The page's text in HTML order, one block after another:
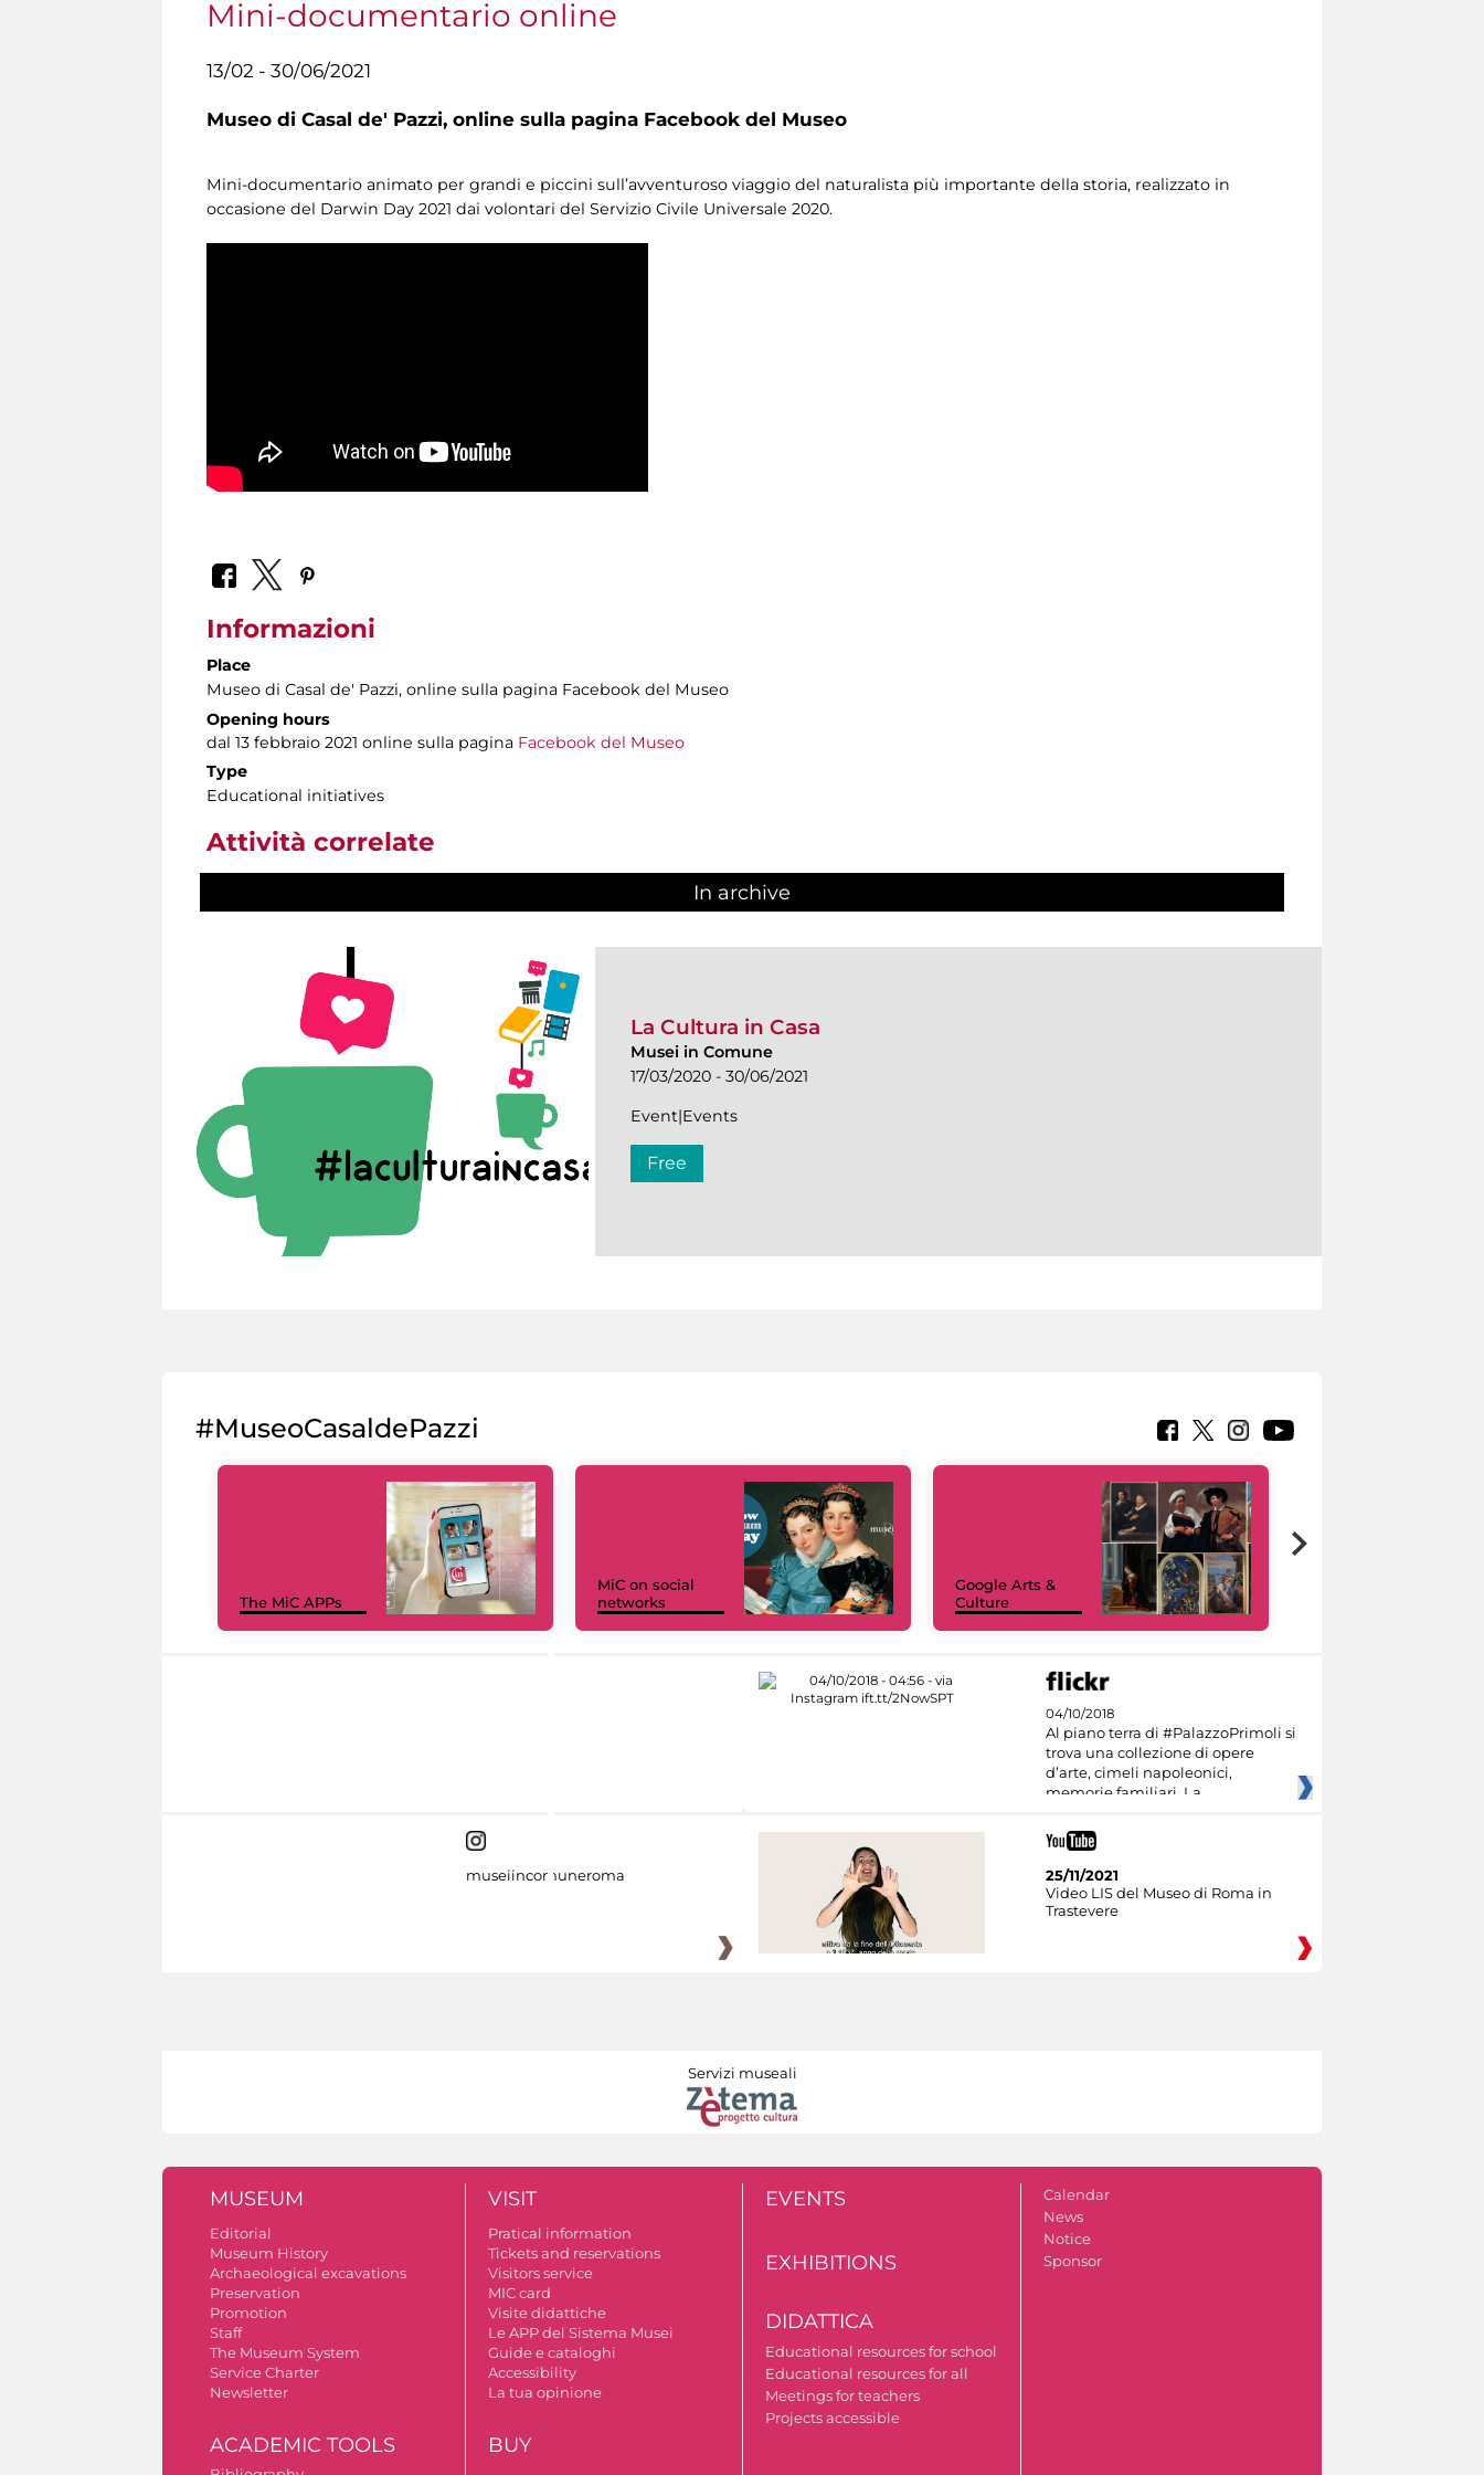
Mini-documentario online
13/02 - 30/06/2021
Museo di Casal de' Pazzi, online sulla pagina Facebook del Museo
Mini-documentario animato per grandi e piccini sull’avventuroso viaggio del naturalista più importante della storia, realizzato in
occasione del Darwin Day 2021 dai volontari del Servizio Civile Universale 2020.
Informazioni
Place
Museo di Casal de' Pazzi, online sulla pagina Facebook del Museo
Opening hours
dal 13 febbraio 2021 online sulla pagina Facebook del Museo
Type
Educational initiatives
Attività correlate
In archive
La Cultura in Casa
Musei in Comune
17/03/2020 - 30/06/2021
Event|Events
Free
#MuseoCasaldePazzi
The MiC APPs
MiC on social
networks
Google Arts &
Culture
04/10/2018
Al piano terra di #PalazzoPrimoli si
trova una collezione di opere
d’arte, cimeli napoleonici,
memorie familiari. La
museiincomuneroma
25/11/2021
Video LIS del Museo di Roma in
Trastevere
Servizi museali
MUSEUM
Editorial
Museum History
Archaeological excavations
Preservation
Promotion
Staff
The Museum System
Service Charter
Newsletter
ACADEMIC TOOLS
VISIT
Pratical information
Tickets and reservations
Visitors service
MIC card
Visite didattiche
Le APP del Sistema Musei
Guide e cataloghi
Accessibility
La tua opinione
BUY
EVENTS
EXHIBITIONS
DIDATTICA
Educational resources for school
Educational resources for all
Meetings for teachers
Projects accessible
Calendar
News
Notice
Sponsor